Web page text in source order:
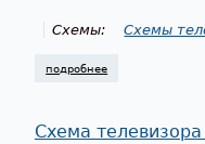
Схемы: Схемы
подробнее
Схема телевизора